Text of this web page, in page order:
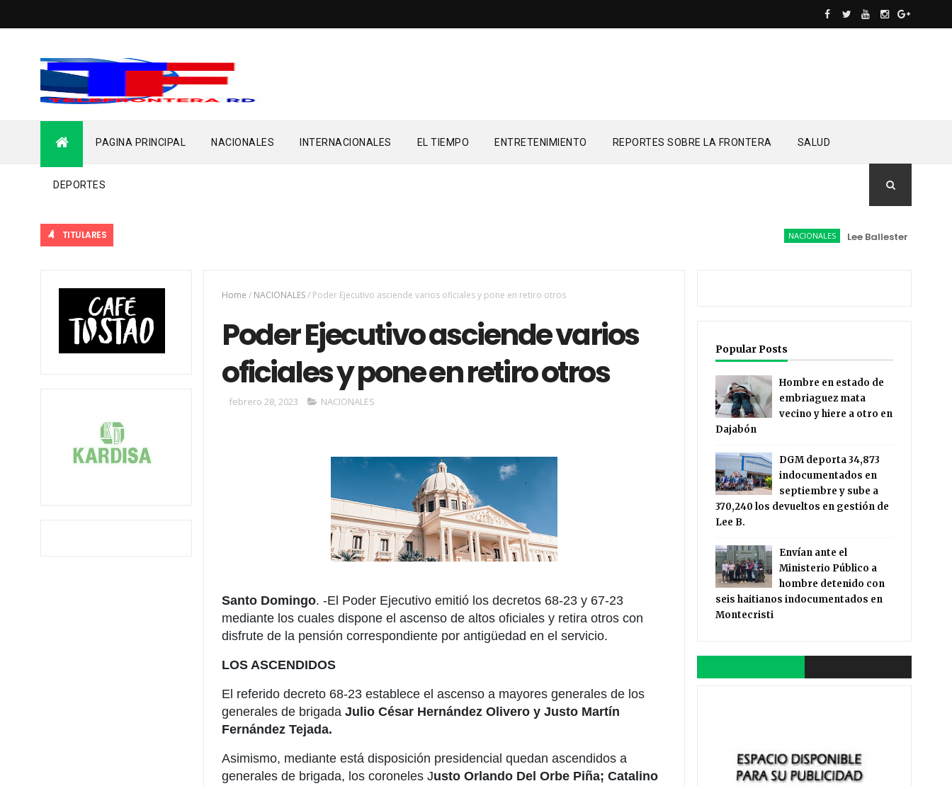
PAGINA PRINCIPAL NACIONALES INTERNACIONALES EL TIEMPO ENTRETENIMIENTO REPORTES SOBRE LA FRONTERA SALUD
DEPORTES
TITULARES NACIONALES Lee Ballester a los que
Home / NACIONALES/ Poder Ejecutivo asciende varios oficiales y pone en retiro otros
Poder Ejecutivo asciende varios
oficiales y pone en retiro otros
febrero 28, 2023 NACIONALES
Santo Domingo. -El Poder Ejecutivo emitió los decretos 68-23 y 67-23
mediante los cuales dispone el ascenso de altos oficiales y retira otros con
disfrute de la pensión correspondiente por antigüedad en el servicio.
LOS ASCENDIDOS
El referido decreto 68-23 establece el ascenso a mayores generales de los
generales de brigadaJulio César Hernández Olivero y Justo Martín
Fernández Tejada.
Asimismo, mediante está disposición presidencial quedan ascendidos a
generales de brigada, los coroneles Justo Orlando Del Orbe Piña; Catalino
Popular Posts
Hombre en estado de
embriaguez mata
vecino y hiere a otro en
Dajabón
DGM deporta 34,873
indocumentados en
septiembre y sube a
370,240 los devueltos en gestión de
Lee B.
Envían ante el
Ministerio Público a
hombre detenido con
seis haitianos indocumentados en
Montecristi